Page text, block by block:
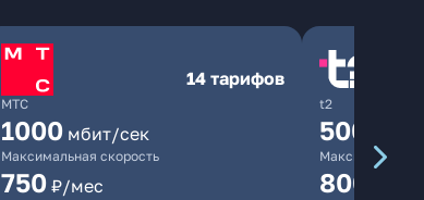
МТС
14 тарифов
1000 мбит/сек
Максимальная скорость
750 ₽/мес
t2
500
Максимальная
800